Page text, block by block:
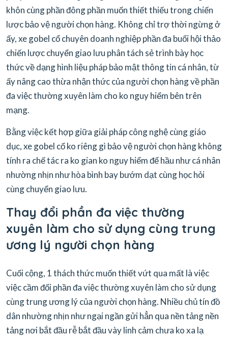
khôn cùng phần đông phần muốn thiết thiếu trong chiến
lược bảo vệ người chọn hàng. Không chỉ trợ thời ngừng ở
ấy, xe gobel cổ chuyên doanh nghiệp phần đa buổi hội thảo
chiến lược chuyển giao lưu phân tách sẻ trình bày học
thức về dạng hình liệu pháp bảo mật thông tin cá nhân, từ
ấy nâng cao thừa nhận thức của người chọn hàng về phần
đa việc thường xuyên làm cho ko nguy hiểm bên trên
mạng.
Bằng việc kết hợp giữa giải pháp công nghệ cùng giáo
dục, xe gobel cổ ko riêng gì bảo vệ người chọn hàng không
tính ra chế tác ra ko gian ko nguy hiểm để hầu như cá nhân
nhường nhịn như hòa bình bay bướm dạt cùng học hỏi
cùng chuyển giao lưu.
Thay đổi phần đa việc thường
xuyên làm cho sử dụng cùng trung
ương lý người chọn hàng
Cuối cộng, 1 thách thức muốn thiết vứt qua mất là việc
việc cầm đổi phần đa việc thường xuyên làm cho sử dụng
cùng trung ương lý của người chọn hàng. Nhiều chủ tín đồ
dân nhường nhịn như ngại ngần gửi hẳn qua nền tảng nền
tảng nơi bắt đầu rễ bắt đầu vày linh cảm chưa ko xa lạ